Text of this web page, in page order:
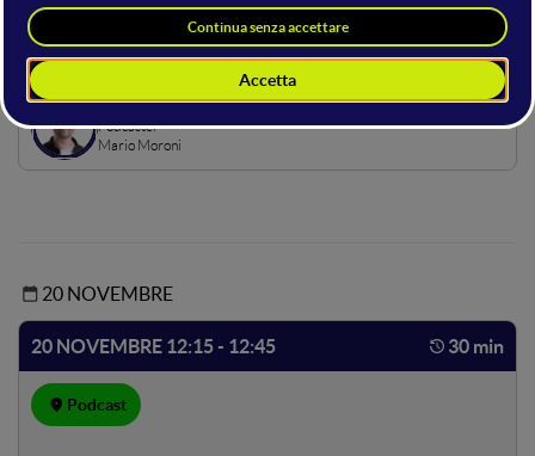
Chiara Francesca Storti
Consulente Web Marketing
Mario Moroni
Podcaster
Mario Moroni
20 NOVEMBRE
20 NOVEMBRE 12:15 - 12:45 30 min
Podcast